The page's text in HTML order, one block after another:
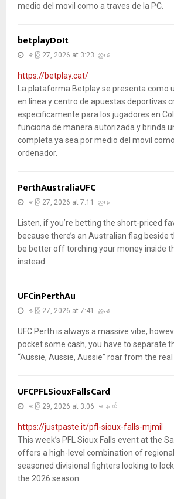
medio del movil como a traves de la PC.
betplayDoIt
ဧပြီ 27, 2026 at 3:23 ညနေ
https://betplay.cat/
La plataforma Betplay se presenta como
en linea y centro de apuestas deportivas
especificamente para los jugadores en
funciona de manera autorizada y brinda
completa ya sea por medio del movil
ordenador.
PerthAustraliaUFC
ဧပြီ 27, 2026 at 7:11 ညနေ
Listen, if you’re betting the short-priced
because there’s an Australian flag beside
be better off torching your money inside
instead.
UFCinPerthAu
ဧပြီ 27, 2026 at 7:41 ညနေ
UFC Perth is always a massive vibe,
pocket some cash, you have to separate
“Aussie, Aussie, Aussie” roar from the
UFCPFLSiouxFallsCard
ဧပြီ 29, 2026 at 3:06 မနက်
https://justpaste.it/pfl-sioux-falls-mjmil
This week’s PFL Sioux Falls event at the
offers a high-level combination of
seasoned divisional fighters looking to
the 2026 season.